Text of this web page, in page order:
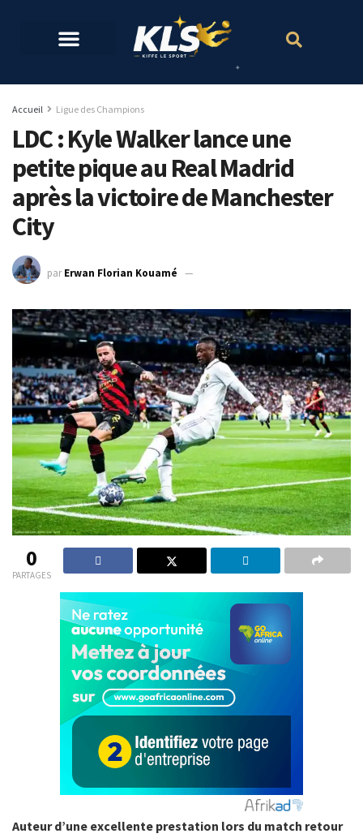
Accueil Ligue des Champions
LDC : Kyle Walker lance une
petite pique au Real Madrid
après la victoire de Manchester
City
par Erwan Florian Kouamé
0
PARTAGES
Auteur d’une excellente prestation lors du match retour